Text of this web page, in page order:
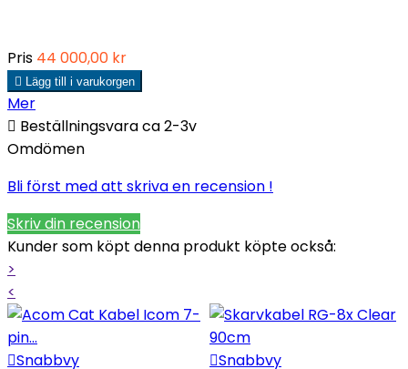
Pris 44 000,00 kr
 Lägg till i varukorgen
Mer
 Beställningsvara ca 2-3v
Omdömen
Bli först med att skriva en recension !
Skriv din recension
Kunder som köpt denna produkt köpte också:
>
<
Snabbvy
Snabbvy